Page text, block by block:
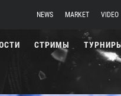
NEWS MARKET VIDEO
СТРИМЫ